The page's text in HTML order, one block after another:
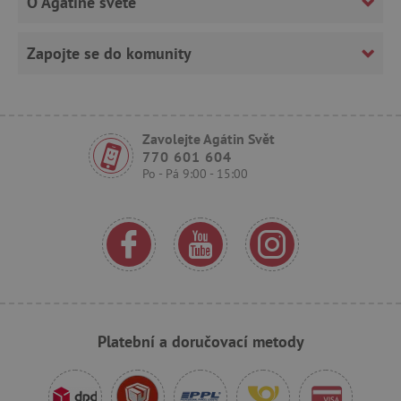
Zapojte se do komunity
Zavolejte Agátin Svět
770 601 604
Po - Pá 9:00 - 15:00
Platební a doručovací metody
cookie správně používat.
Název